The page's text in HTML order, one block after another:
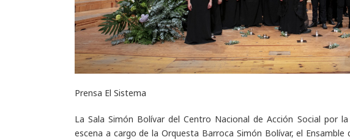
Prensa El Sistema
La Sala Simón Bolívar del Centro Nacional de Acción Social por
escena a cargo de la Orquesta Barroca Simón Bolívar, el